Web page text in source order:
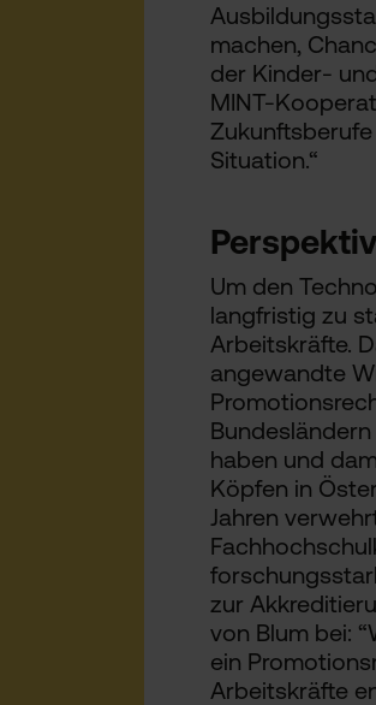
machen,
der Kinder-
MINT-
Situation.“
Um den
langfristig zu
Arbeitskräfte.
angewandte
haben und
Köpfen in
Jahren
zur
von Blum bei:
ein
Arbeitskräfte